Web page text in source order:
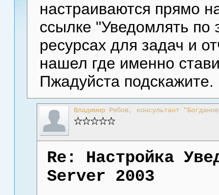
настраиваются прямо
ссылке "Уведомлять по
ресурсах для задач и
нашел где именно
Пжадуйста подскажите.
Владимир Рябов, консультант
Re: Настройка
Server 2003